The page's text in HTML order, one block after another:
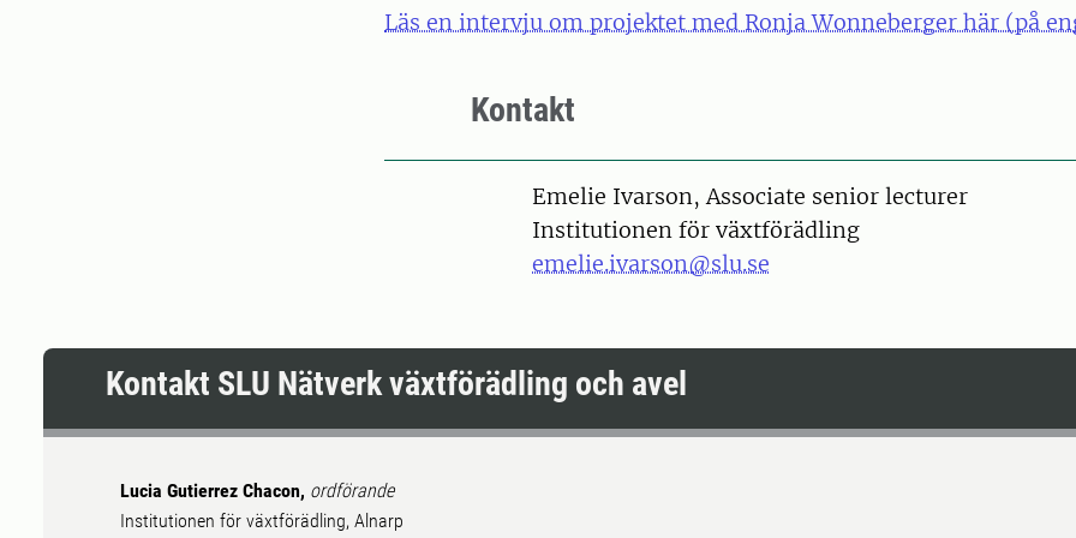
Läs en intervju om projektet med Ronja Wonneberger här (på
Kontakt
PersonEmelie Ivarson, Associate senior lecturer
Institutionen för växtförädling
emelie.ivarson@slu.se
Kontakt SLU Nätverk växtförädling och avel
Lucia Gutierrez Chacon, ordförande
Institutionen för växtförädling, Alnarp